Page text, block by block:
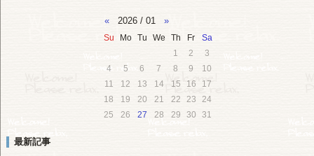
« 2026 / 01 »
Su Mo Tu We Th Fr
Sa
1
2
3
4
5 6 7 8 9
10
11
12 13 14 15 16
17
18
19 20 21 22 23
24
25
26 27 28 29 30 31
最新記事